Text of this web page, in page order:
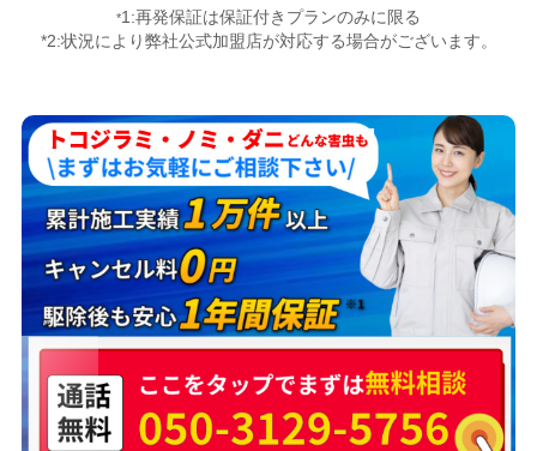
*1:再発保証は保証付きプランのみに限る
*2:状況により弊社公式加盟店が対応する場合がございます。